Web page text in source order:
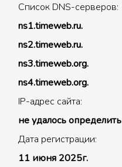
Список DNS-серверов:
ns1.timeweb.ru.
ns2.timeweb.ru.
ns3.timeweb.org.
ns4.timeweb.org.
IP-адрес сайта:
не удалось определить
Дата регистрации:
11 июня 2025г.